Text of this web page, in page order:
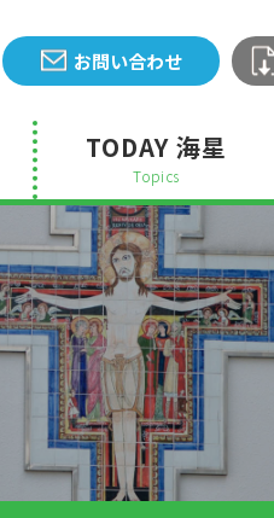
お問い合わせ
TODAY 海星
Topics